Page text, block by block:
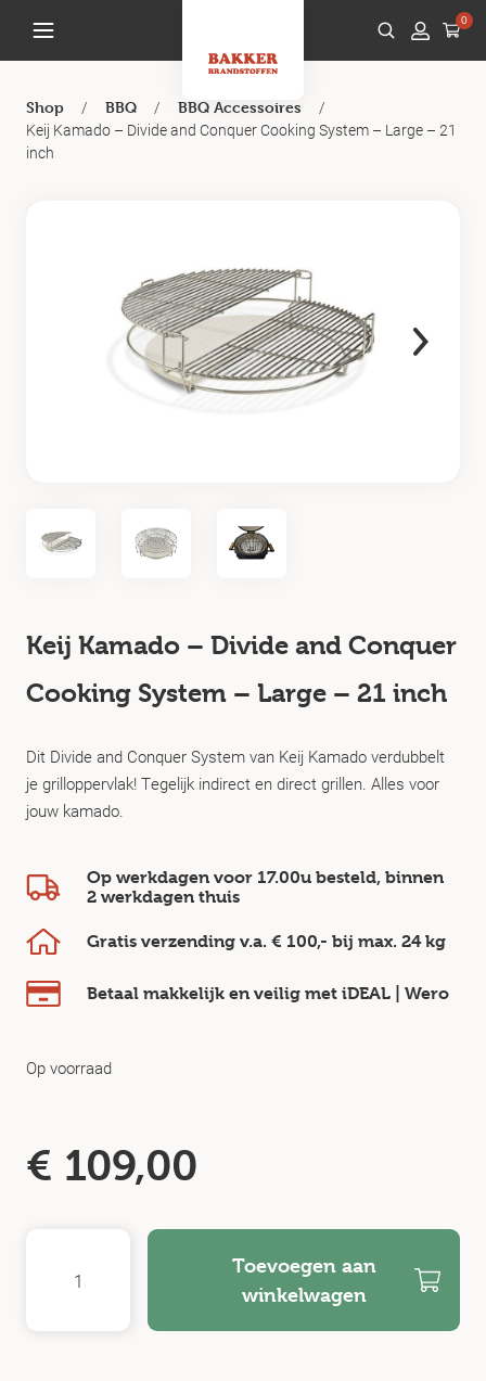
0
Shop / BBQ / BBQ Accessoires
/
Keij Kamado – Divide and Conquer Cooking System – Large – 21
inch
Keij Kamado – Divide and Conquer
Cooking System – Large – 21 inch
Dit Divide and Conquer System van Keij Kamado verdubbelt
je grilloppervlak! Tegelijk indirect en direct grillen. Alles voor
jouw kamado.
Op werkdagen voor 17.00u besteld, binnen
2 werkdagen thuis
Gratis verzending v.a. € 100,- bij max. 24 kg
Betaal makkelijk en veilig met iDEAL | Wero
Op voorraad
€ 109,00
Toevoegen aan
winkelwagen